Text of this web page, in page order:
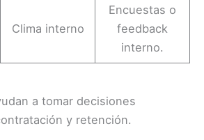
Clima interno
Encuestas o
feedback
interno.
a tomar decisiones
y retención.